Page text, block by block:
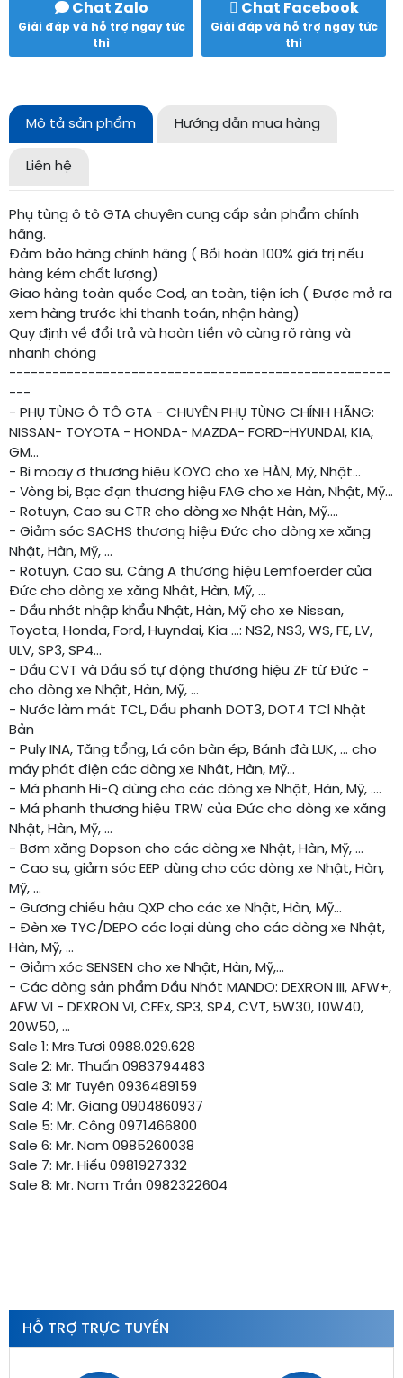
HỖ TRỢ TRỰC TUYẾN
Chat Zalo
Giải đáp và hỗ trợ ngay tức
thì
Chat Facebook
Giải đáp và hỗ trợ ngay tức
thì
Mô tả sản phẩm Hướng dẫn mua hàng
Liên hệ
Phụ tùng ô tô GTA chuyên cung cấp sản phẩm chính
hãng.
Đảm bảo hàng chính hãng ( Bồi hoàn 100% giá trị nếu
hàng kém chất lượng)
Giao hàng toàn quốc Cod, an toàn, tiện ích ( Được mở ra
xem hàng trước khi thanh toán, nhận hàng)
Quy định về đổi trả và hoàn tiền vô cùng rõ ràng và
nhanh chóng
-----------------------------------------------------
---
- PHỤ TÙNG Ô TÔ GTA - CHUYÊN PHỤ TÙNG CHÍNH HÃNG:
NISSAN- TOYOTA - HONDA- MAZDA- FORD-HYUNDAI, KIA,
GM...
- Bi moay ơ thương hiệu KOYO cho xe HÀN, Mỹ, Nhật...
- Vòng bi, Bạc đạn thương hiệu FAG cho xe Hàn, Nhật, Mỹ…
- Rotuyn, Cao su CTR cho dòng xe Nhật Hàn, Mỹ....
- Giảm sóc SACHS thương hiệu Đức cho dòng xe xăng
Nhật, Hàn, Mỹ, ...
- Rotuyn, Cao su, Càng A thương hiệu Lemfoerder của
Đức cho dòng xe xăng Nhật, Hàn, Mỹ, ...
- Dầu nhớt nhập khẩu Nhật, Hàn, Mỹ cho xe Nissan,
Toyota, Honda, Ford, Huyndai, Kia ...: NS2, NS3, WS, FE, LV,
ULV, SP3, SP4...
- Dầu CVT và Dầu số tự động thương hiệu ZF từ Đức -
cho dòng xe Nhật, Hàn, Mỹ, ...
- Nước làm mát TCL, Dầu phanh DOT3, DOT4 TCl Nhật
Bản
- Puly INA, Tăng tổng, Lá côn bàn ép, Bánh đà LUK, ... cho
máy phát điện các dòng xe Nhật, Hàn, Mỹ...
- Má phanh Hi-Q dùng cho các dòng xe Nhật, Hàn, Mỹ, ….
- Má phanh thương hiệu TRW của Đức cho dòng xe xăng
Nhật, Hàn, Mỹ, ...
- Bơm xăng Dopson cho các dòng xe Nhật, Hàn, Mỹ, …
- Cao su, giảm sóc EEP dùng cho các dòng xe Nhật, Hàn,
Mỹ, …
- Gương chiếu hậu QXP cho các xe Nhật, Hàn, Mỹ...
- Đèn xe TYC/DEPO các loại dùng cho các dòng xe Nhật,
Hàn, Mỹ, ...
- Giảm xóc SENSEN cho xe Nhật, Hàn, Mỹ,…
- Các dòng sản phẩm Dầu Nhớt MANDO: DEXRON III, AFW+,
AFW VI - DEXRON VI, CFEx, SP3, SP4, CVT, 5W30, 10W40,
20W50, ...
Sale 1: Mrs.Tươi 0988.029.628
Sale 2: Mr. Thuấn 0983794483
Sale 3: Mr Tuyên 0936489159
Sale 4: Mr. Giang 0904860937
Sale 5: Mr. Công 0971466800
Sale 6: Mr. Nam 0985260038
Sale 7: Mr. Hiếu 0981927332
Sale 8: Mr. Nam Trần 0982322604